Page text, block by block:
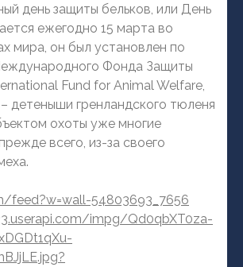
день защиты бельков, или День
ежегодно 15 марта во
мира, он был установлен по
Фонда Защиты
Fund for Animal Welfare,
– детеныши гренландского тюленя
охоты уже многие
всего, из-за своего
feed?w=wall-54803693_7656
impg/Qd0qbXT0za-